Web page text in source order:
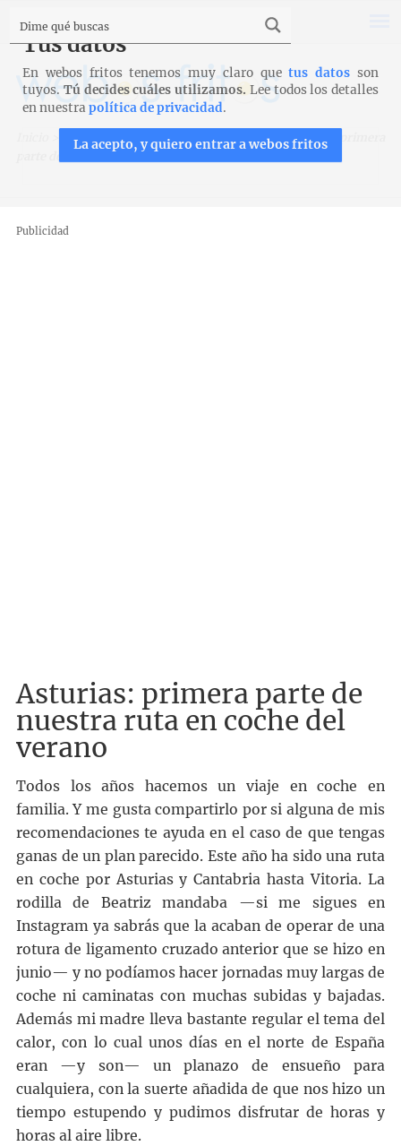
Viajar es aprender > Rutas por España
Asturias: primera
parte de nuestra ruta en coche del verano
Publicidad
Asturias: primera parte de
nuestra ruta en coche del
verano
Todos los años hacemos un viaje en coche en
familia. Y me gusta compartirlo por si alguna de mis
recomendaciones te ayuda en el caso de que tengas
ganas de un plan parecido. Este año ha sido una ruta
en coche por Asturias y Cantabria hasta Vitoria. La
rodilla de Beatriz mandaba —si me sigues en
Instagram ya sabrás que la acaban de operar de una
rotura de ligamento cruzado anterior que se hizo en
junio— y no podíamos hacer jornadas muy largas de
coche ni caminatas con muchas subidas y bajadas.
Además mi madre lleva bastante regular el tema del
calor, con lo cual unos días en el norte de España
eran —y son— un planazo de ensueño para
cualquiera, con la suerte añadida de que nos hizo un
tiempo estupendo y pudimos disfrutar de horas y
horas al aire libre.
Tus datos
En webos fritos tenemos muy claro quetus datos son
tuyos. Tú decides cuáles utilizamos. Lee todos los detalles
en nuestrapolítica de privacidad.
La acepto, y quiero entrar a webos fritos